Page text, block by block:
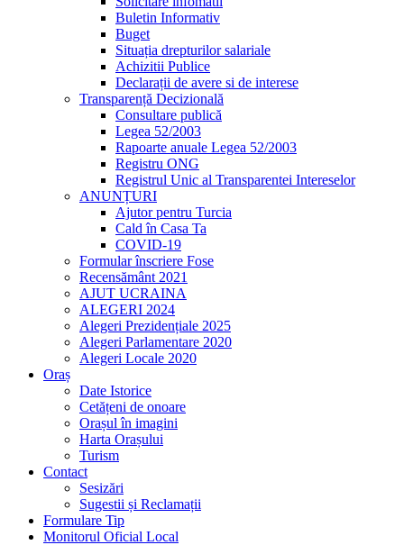
Buletin Informativ
Buget
Situația drepturilor salariale
Achizitii Publice
Declarații de avere si de interese
Transparență Decizională
Consultare publică
Legea 52/2003
Rapoarte anuale Legea 52/2003
Registru ONG
Registrul Unic al Transparentei Intereselor
ANUNȚURI
Ajutor pentru Turcia
Cald în Casa Ta
COVID-19
Formular înscriere Fose
Recensământ 2021
AJUT UCRAINA
ALEGERI 2024
Alegeri Prezidențiale 2025
Alegeri Parlamentare 2020
Alegeri Locale 2020
Oraș
Date Istorice
Cetățeni de onoare
Orașul în imagini
Harta Orașului
Turism
Contact
Sesizări
Sugestii și Reclamații
Formulare Tip
Monitorul Oficial Local